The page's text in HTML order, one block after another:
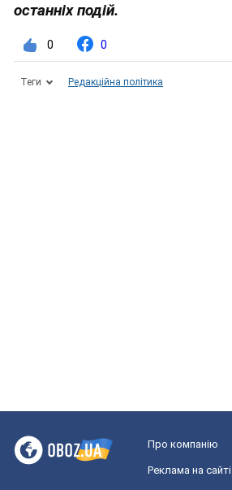
останніх подій.
0 0
Теги Редакційна політика
Про компанію
Реклама на сайті